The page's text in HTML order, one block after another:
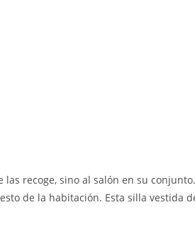
recoge, sino al salón en su
de la habitación. Esta silla vestida